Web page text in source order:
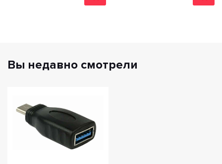
Вы недавно смотрели